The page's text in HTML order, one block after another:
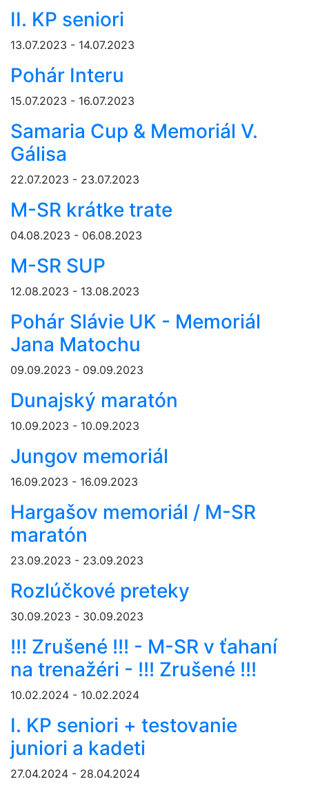
II. KP seniori
13.07.2023 - 14.07.2023
Pohár Interu
15.07.2023 - 16.07.2023
Samaria Cup & Memoriál V.
Gálisa
22.07.2023 - 23.07.2023
M-SR krátke trate
04.08.2023 - 06.08.2023
M-SR SUP
12.08.2023 - 13.08.2023
Pohár Slávie UK - Memoriál
Jana Matochu
09.09.2023 - 09.09.2023
Dunajský maratón
10.09.2023 - 10.09.2023
Jungov memoriál
16.09.2023 - 16.09.2023
Hargašov memoriál / M-SR
maratón
23.09.2023 - 23.09.2023
Rozlúčkové preteky
30.09.2023 - 30.09.2023
!!! Zrušené !!! - M-SR v ťahaní
na trenažéri - !!! Zrušené !!!
10.02.2024 - 10.02.2024
I. KP seniori + testovanie
juniori a kadeti
27.04.2024 - 28.04.2024